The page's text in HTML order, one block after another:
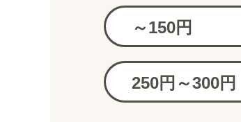
～150円
250円～300円